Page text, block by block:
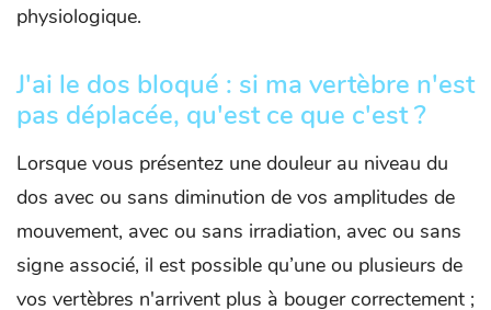
physiologique.
J'ai le dos bloqué : si ma vertèbre n'est
pas déplacée, qu'est ce que c'est ?
Lorsque vous présentez une douleur au niveau du
dos avec ou sans diminution de vos amplitudes de
mouvement, avec ou sans irradiation, avec ou sans
signe associé, il est possible qu’une ou plusieurs de
vos vertèbres n'arrivent plus à bouger correctement ;